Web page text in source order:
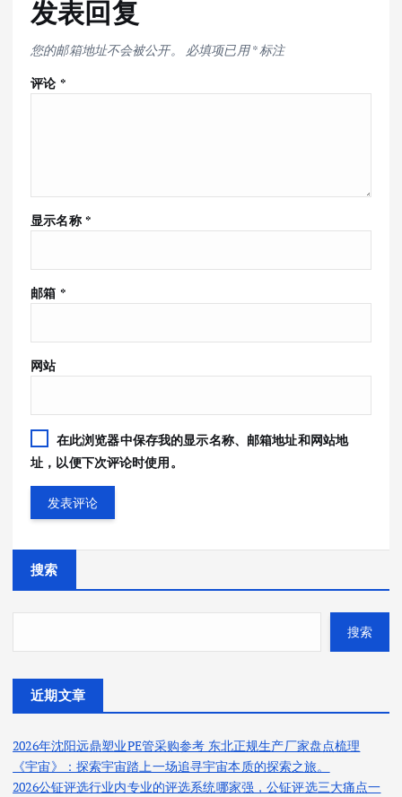
发表回复
您的邮箱地址不会被公开。 必填项已用*标注
评论 *
显示名称 *
邮箱 *
网站
在此浏览器中保存我的显示名称、邮箱地址和网站地
址，以便下次评论时使用。
搜索
搜索
近期文章
2026年沈阳远鼎塑业PE管采购参考 东北正规生产厂家盘点梳理
《宇宙》：探索宇宙踏上一场追寻宇宙本质的探索之旅。
2026公钲评选行业内专业的评选系统哪家强，公钲评选三大痛点一